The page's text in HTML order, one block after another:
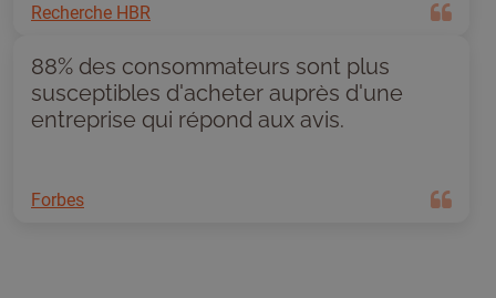
Recherche HBR
88% des consommateurs sont plus
susceptibles d'acheter auprès d'une
entreprise qui répond aux avis.
Forbes